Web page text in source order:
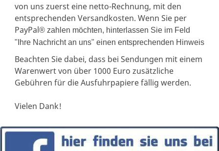
von uns zuerst eine netto-Rechnung, mit den
entsprechenden Versandkosten. Wenn Sie per
PayPal® zahlen möchten, hinterlassen Sie im Feld
"Ihre Nachricht an uns" einen entsprechenden Hinweis
Beachten Sie dabei, dass bei Sendungen mit einem
Warenwert von über 1000 Euro zusätzliche
Gebühren für die Ausfuhrpapiere fällig werden.
Vielen Dank!